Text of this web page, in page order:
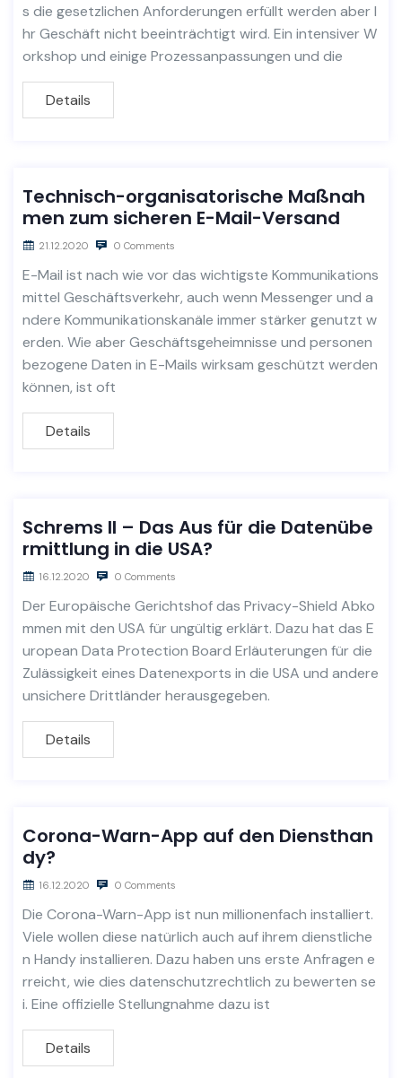
s die gesetzlichen Anforderungen erfüllt werden aber I
hr Geschäft nicht beeinträchtigt wird. Ein intensiver W
orkshop und einige Prozessanpassungen und die
Details
Technisch-organisatorische Maßnah
men zum sicheren E-Mail-Versand
21.12.2020 0 Comments
E-Mail ist nach wie vor das wichtigste Kommunikations
mittel Geschäftsverkehr, auch wenn Messenger und a
ndere Kommunikationskanäle immer stärker genutzt w
erden. Wie aber Geschäftsgeheimnisse und personen
bezogene Daten in E-Mails wirksam geschützt werden
können, ist oft
Details
Schrems II – Das Aus für die Datenübe
rmittlung in die USA?
16.12.2020 0 Comments
Der Europäische Gerichtshof das Privacy-Shield Abko
mmen mit den USA für ungültig erklärt. Dazu hat das E
uropean Data Protection Board Erläuterungen für die
Zulässigkeit eines Datenexports in die USA und andere
unsichere Drittländer herausgegeben.
Details
Corona-Warn-App auf den Diensthan
dy?
16.12.2020 0 Comments
Die Corona-Warn-App ist nun millionenfach installiert.
Viele wollen diese natürlich auch auf ihrem dienstliche
n Handy installieren. Dazu haben uns erste Anfragen e
rreicht, wie dies datenschutzrechtlich zu bewerten se
i. Eine offizielle Stellungnahme dazu ist
Details